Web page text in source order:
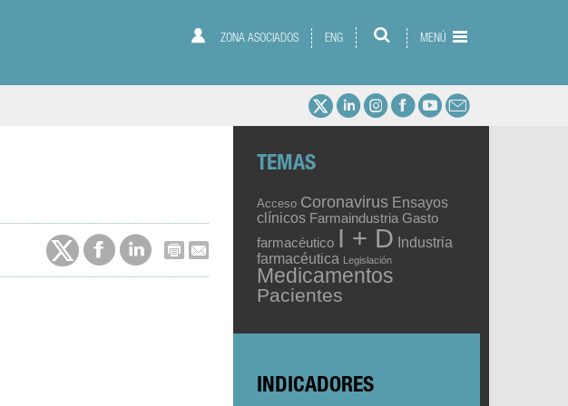
ZONA ASOCIADOS ENG MENÚ
TEMAS
Acceso Coronavirus Ensayos
clínicos Farmaindustria Gasto
farmacéutico I + D Industria
farmacéutica Legislación
Medicamentos
Pacientes
INDICADORES